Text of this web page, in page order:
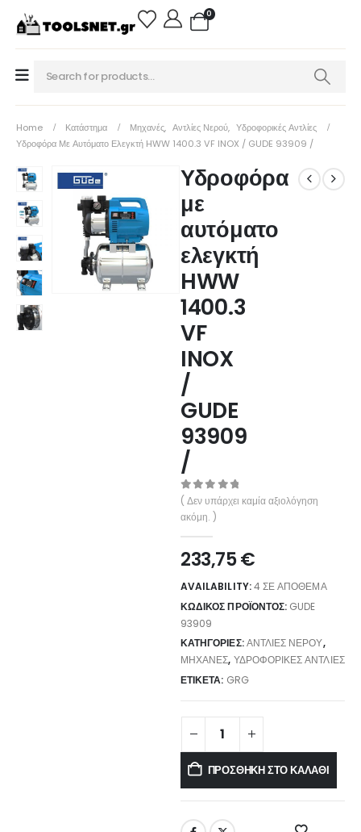
0
Home Κατάστημα Μηχανές, Αντλίες Νερού, Υδροφορικές Αντλίες
Υδροφόρα Με Αυτόματο Ελεγκτή HWW 1400.3 VF INOX / GUDE 93909 /
Υδροφόρα
με
αυτόματο
ελεγκτή
HWW
1400.3
VF
INOX
/
GUDE
93909
/
0out of 5
( Δεν υπάρχει καμία αξιολόγηση
ακόμη. )
233,75€
AVAILABILITY:4 ΣΕ ΑΠΌΘΕΜΑ
ΚΩΔΙΚΌΣ ΠΡΟΪΌΝΤΟΣ: GUDE
93909
ΚΑΤΗΓΟΡΊΕΣ:ΑΝΤΛΊΕΣ ΝΕΡΟΎ,
ΜΗΧΑΝΈΣ, ΥΔΡΟΦΟΡΙΚΈΣ ΑΝΤΛΊΕΣ
ΕΤΙΚΈΤΑ: GRG
ΠΡΟΣΘΉΚΗ ΣΤΟ ΚΑΛΆΘΙ